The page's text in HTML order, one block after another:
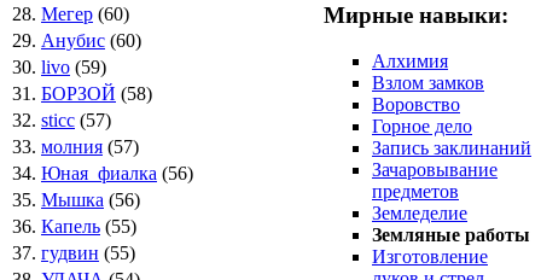
28. Мегер (60)
29. Анубис (60)
30. livo (59)
31. БОРЗОЙ (58)
32. sticc (57)
33. молния (57)
34. Юная_фиалка (56)
35. Мышка (56)
36. Капель (55)
37. гудвин (55)
Мирные навыки:
Алхимия
Взлом замков
Воровство
Горное дело
Запись заклинаний
Зачаровывание
предметов
Земледелие
Земляные работы
Изготовление